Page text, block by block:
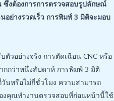
งต้องการการตรวจสอบรูปลักษณ์
ย่างรวดเร็ว การพิมพ์ 3 มิติจะมอบ
วอย่างจริง การตัดเฉือน CNC หรือ
กกว่าหนึ่งสัปดาห์ การพิมพ์ 3 มิติ
นหรือไม่กี่ชั่วโมง ความสามารถ
งคุณทำงานตรวจสอบที่ก่อนหน้านี้ใช้